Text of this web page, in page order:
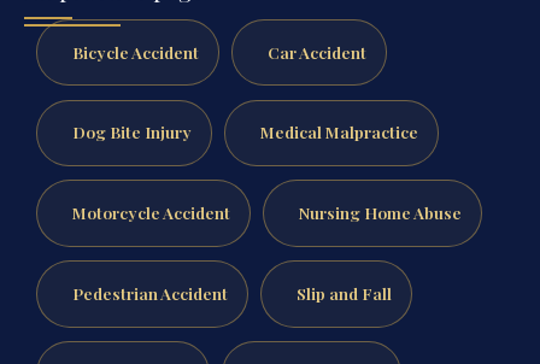
Bicycle Accident Car Accident
Dog Bite Injury Medical Malpractice
Motorcycle Accident Nursing Home Abuse
Pedestrian Accident Slip and Fall